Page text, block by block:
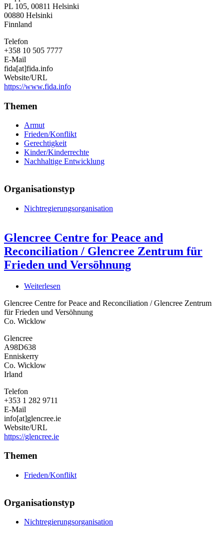
PL 105, 00811 Helsinki
00880 Helsinki
Finnland
Telefon
+358 10 505 7777
E-Mail
fida[at]fida.info
Website/URL
https://www.fida.info
Themen
Armut
Frieden/Konflikt
Gerechtigkeit
Kinder/Kinderrechte
Nachhaltige Entwicklung
Organisationstyp
Nichtregierungsorganisation
Glencree Centre for Peace and
Reconciliation / Glencree Zentrum für
Frieden und Versöhnung
Weiterlesen
Centre
for
Glencree Centre for Peace and Reconciliation / Glencree Zentrum
für Frieden und Versöhnung
Co. Wicklow
Glencree
A98D638
Enniskerry
Co. Wicklow
Irland
Telefon
+353 1 282 9711
E-Mail
info[at]glencree.ie
Website/URL
https://glencree.ie
Themen
Frieden/Konflikt
Organisationstyp
Nichtregierungsorganisation